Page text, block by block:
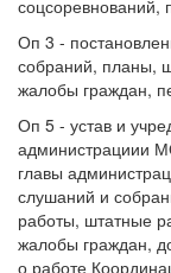
соцсоревнований,
Оп 3 -
собраний, планы,
жалобы граждан,
Оп 5 - устав и
администрациии
главы
слушаний и
работы, штатные
жалобы граждан,
о работе